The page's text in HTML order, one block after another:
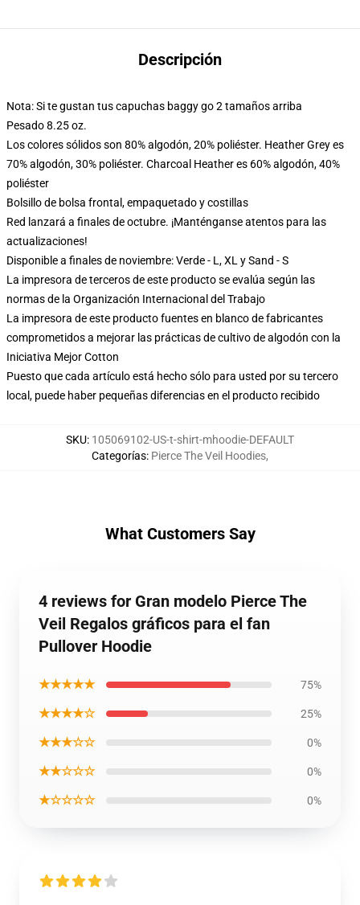
Descripción
Nota: Si te gustan tus capuchas baggy go 2 tamaños arriba
Pesado 8.25 oz.
Los colores sólidos son 80% algodón, 20% poliéster. Heather Grey es
70% algodón, 30% poliéster. Charcoal Heather es 60% algodón, 40%
poliéster
Bolsillo de bolsa frontal, empaquetado y costillas
Red lanzará a finales de octubre. ¡Manténganse atentos para las
actualizaciones!
Disponible a finales de noviembre: Verde - L, XL y Sand - S
La impresora de terceros de este producto se evalúa según las
normas de la Organización Internacional del Trabajo
La impresora de este producto fuentes en blanco de fabricantes
comprometidos a mejorar las prácticas de cultivo de algodón con la
Iniciativa Mejor Cotton
Puesto que cada artículo está hecho sólo para usted por su tercero
local, puede haber pequeñas diferencias en el producto recibido
SKU: 105069102-US-t-shirt-mhoodie-DEFAULT
Categorías: Pierce The Veil Hoodies,
What Customers Say
4 reviews for Gran modelo Pierce The
Veil Regalos gráficos para el fan
Pullover Hoodie
★★★★★ 75%
★★★★☆ 25%
★★★☆☆ 0%
★★☆☆☆ 0%
★☆☆☆☆ 0%